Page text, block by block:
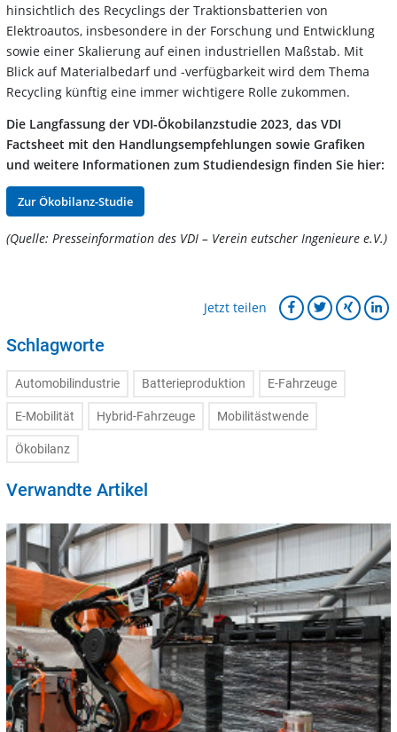
hinsichtlich des Recyclings der Traktionsbatterien von
Elektroautos, insbesondere in der Forschung und Entwicklung
sowie einer Skalierung auf einen industriellen Maßstab. Mit
Blick auf Materialbedarf und -verfügbarkeit wird dem Thema
Recycling künftig eine immer wichtigere Rolle zukommen.
Die Langfassung der VDI-Ökobilanzstudie 2023, das VDI
Factsheet mit den Handlungsempfehlungen sowie Grafiken
und weitere Informationen zum Studiendesign finden Sie hier:
Zur Ökobilanz-Studie
(Quelle: Presseinformation des VDI – Verein eutscher Ingenieure e.V.)
Jetzt teilen
Schlagworte
Automobilindustrie Batterieproduktion E-Fahrzeuge
E-Mobilität Hybrid-Fahrzeuge Mobilitästwende
Ökobilanz
Verwandte Artikel